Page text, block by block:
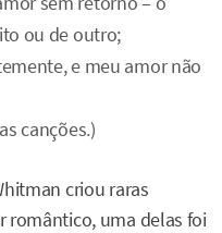
ou de outro;
e meu amor não
canções.)
criou raras
romântico, uma delas foi